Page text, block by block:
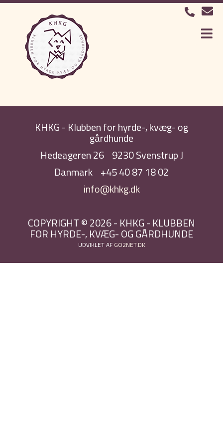
KHKG - Klubben for hyrde-, kvæg- og
gårdhunde
Hedeageren 26 9230 Svenstrup J
Danmark +45 40 87 18 02
info@khkg.dk
COPYRIGHT © 2026 - KHKG - KLUBBEN
FOR HYRDE-, KVÆG- OG GÅRDHUNDE
UDVIKLET AF GO2NET.DK